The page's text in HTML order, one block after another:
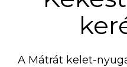
A Mátrát kelet-